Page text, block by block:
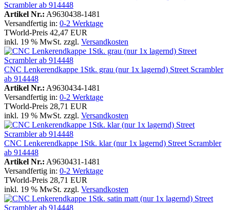
Scrambler ab 914448
Artikel Nr.: A9630438-1481
Versandfertig in: 0-2 Werktage
TWorld-Preis 42,47 EUR
inkl. 19 % MwSt. zzgl. Versandkosten
CNC Lenkerendkappe 1Stk. grau (nur 1x lagernd) Street Scrambler
ab 914448
Artikel Nr.: A9630434-1481
Versandfertig in: 0-2 Werktage
TWorld-Preis 28,71 EUR
inkl. 19 % MwSt. zzgl. Versandkosten
CNC Lenkerendkappe 1Stk. klar (nur 1x lagernd) Street Scrambler
ab 914448
Artikel Nr.: A9630431-1481
Versandfertig in: 0-2 Werktage
TWorld-Preis 28,71 EUR
inkl. 19 % MwSt. zzgl. Versandkosten